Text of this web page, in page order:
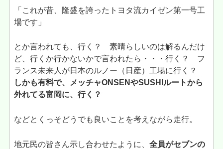
「これが昔、隆盛を誇ったトヨタ流カイゼン第一号工
場です」
とか言われても、行く？ 素晴らしいのは解るんだけ
ど、行くか行かないかで言われたら・・・行く？ フ
ランス未来人が日本のルノー（日産）工場に行く？
しかも有料で、メッチャONSENやSUSHIルートから
外れてる富岡に、行く？
などとくっそどうでも良いことを考えながら走行。
地元民の皆さん示し合わせたように、全員がセブンの